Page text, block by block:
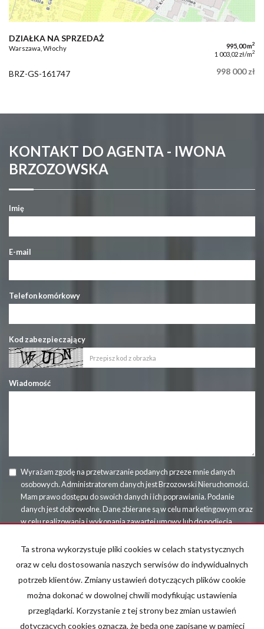
DZIAŁKA NA SPRZEDAŻ
Warszawa, Włochy 995,00 m2
1 003,02 zł/m2
BRZ-GS-161747 998 000 zł
KONTAKT DO AGENTA - IWONA
BRZOZOWSKA
Imię
E-mail
Telefon komórkowy
Kod zabezpieczający
Wiadomość
Wyrażam zgodę na przetwarzanie podanych przeze mnie danych
osobowych. Administratorem danych jest Brzozowski Nieruchomości.
Mam prawo dostępu do swoich danych i ich poprawiania. Podanie
danych jest dobrowolne. Dane zbierane są w celu marketingowym oraz
w celu realizowania i wykonania zawartej umowy lub do podjęcia
Ta strona wykorzystuje pliki cookies w celach statystycznych
oraz w celu dostosowania naszych serwisów do indywidualnych
potrzeb klientów. Zmiany ustawień dotyczących plików cookie
można dokonać w dowolnej chwili modyfikując ustawienia
przeglądarki. Korzystanie z tej strony bez zmian ustawień
dotyczących cookies oznacza, że będą one zapisane w pamięci